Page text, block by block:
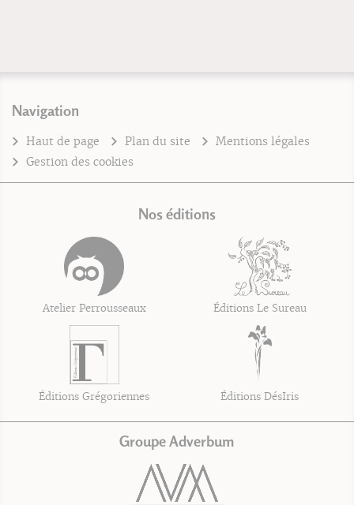
Navigation
Haut de page Plan du site
Mentions légales
Gestion des cookies
Nos éditions
Atelier Perrousseaux Éditions Le Sureau
Éditions Grégoriennes Éditions DésIris
Groupe Adverbum